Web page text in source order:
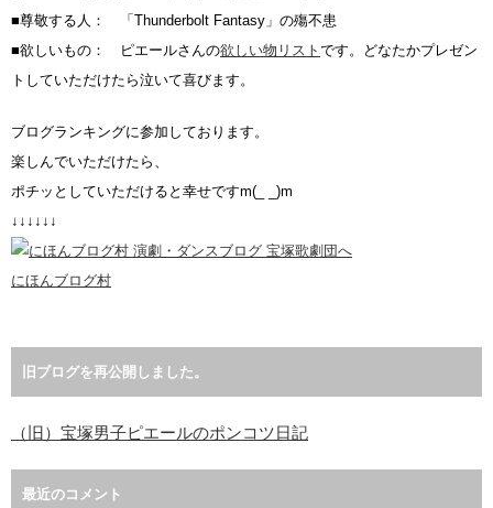
■尊敬する人： 「Thunderbolt Fantasy」の殤不患
■欲しいもの： ピエールさんの欲しい物リスト です。どなたかプレゼン
トしていただけたら泣いて喜びます。
ブログランキングに参加しております。
楽しんでいただけたら、
ポチッとしていただけると幸せですm(_ _)m
↓↓↓↓↓↓
にほんブログ村
旧ブログを再公開しました。
（旧）宝塚男子ピエールのポンコツ日記
最近のコメント